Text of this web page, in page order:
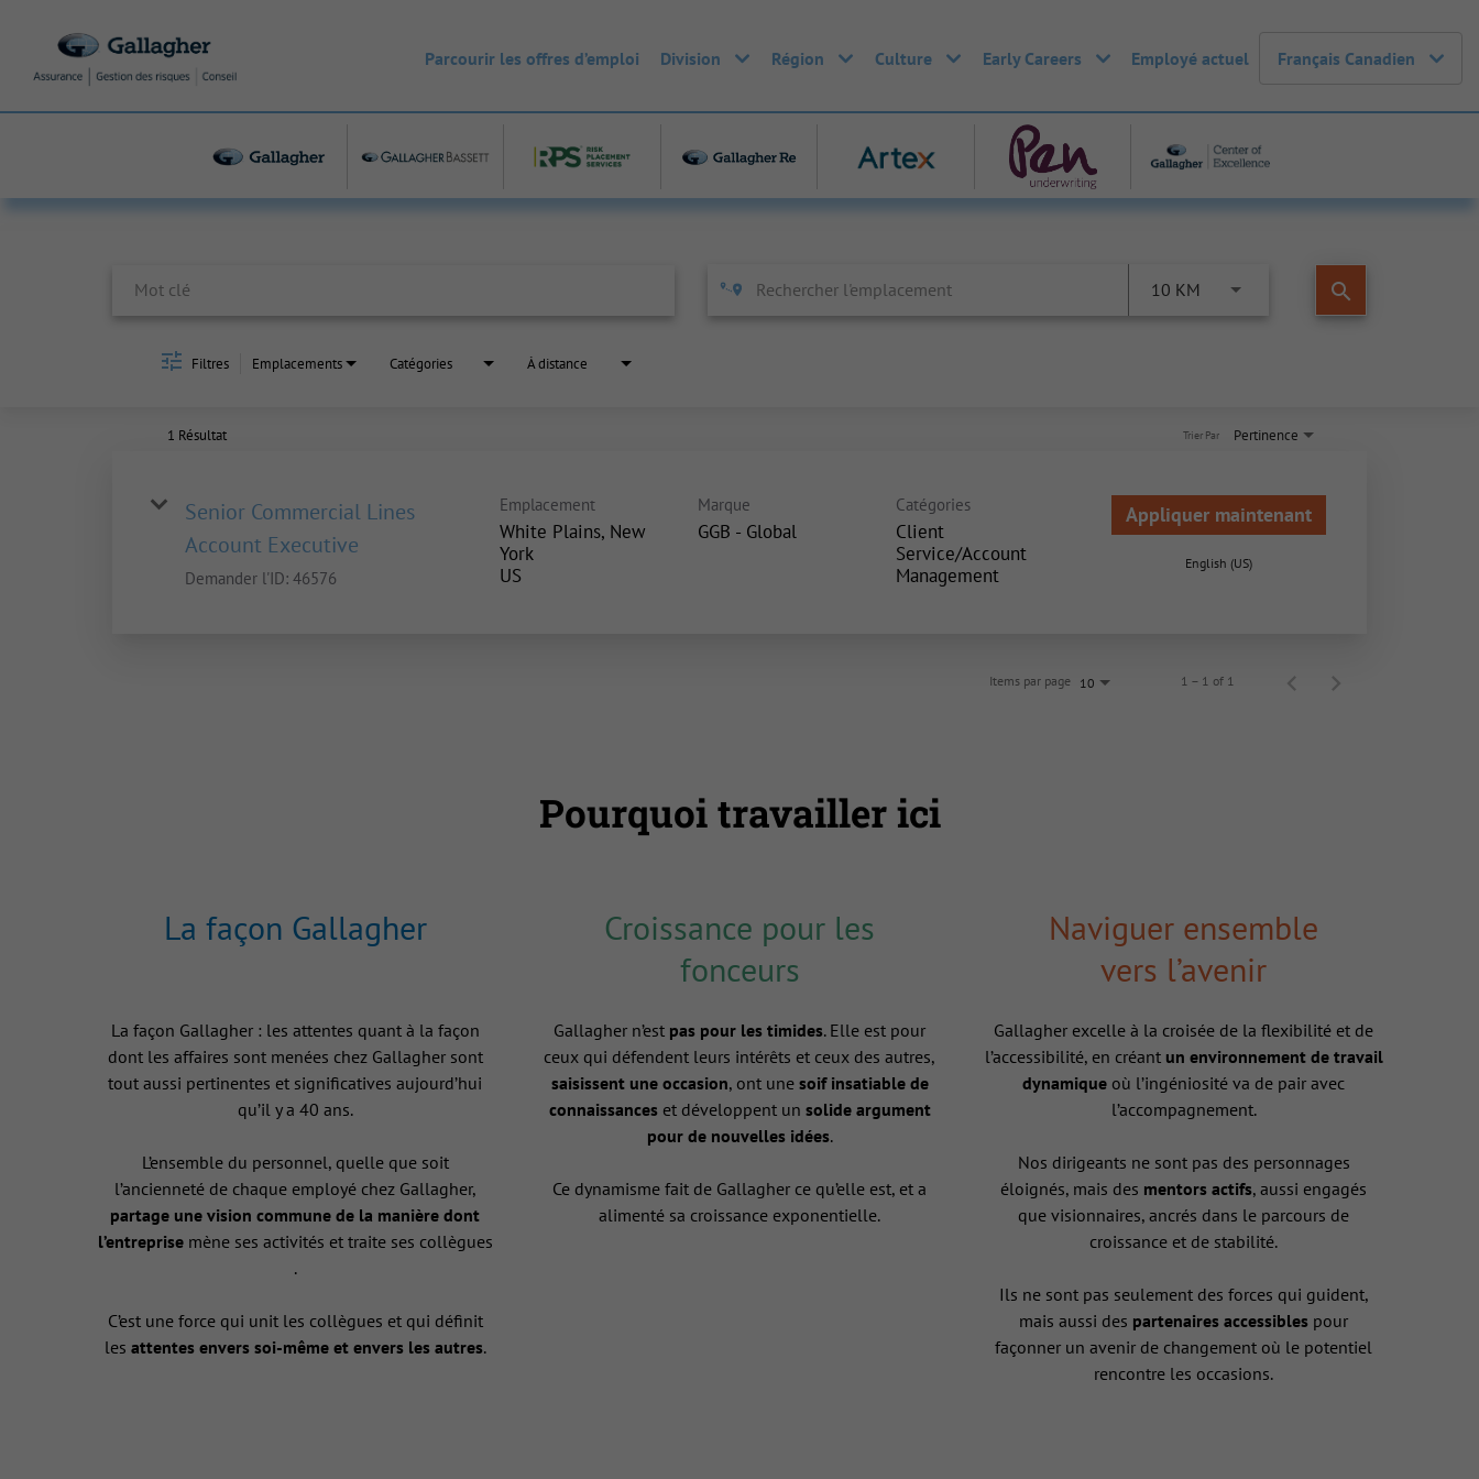
Parcourir les offres d’emploi Division Région Culture Early Careers Employé actuel Français Canadien
10 KM search
Filtres Emplacements Catégories À distance
1 Résultat Pertinence
Trier Par
Senior Commercial Lines
Account Executive
Demander l'ID: 46576
Emplacement
White Plains, New
York
Marque
GGB - Global
Catégories
Client
Service/Account
Management
Appliquer maintenant
English (US)
Items par page 10 1 – 1 of 1
Pourquoi travailler ici
La façon Gallagher
La façon Gallagher : les attentes quant à la façon
dont les affaires sont menées chez Gallagher sont
tout aussi pertinentes et significatives aujourd’hui
qu’il y a 40 ans.
L’ensemble du personnel, quelle que soit
l’ancienneté de chaque employé chez Gallagher,
partage une vision commune de la manière dont
l’entreprisemène ses activités et traite ses collègues
.
C’est une force qui unit les collègues et qui définit
les attentes envers soi-même et envers les autres.
Croissance pour les
fonceurs
Gallagher n’est pas pour les timides. Elle est pour
ceux qui défendent leurs intérêts et ceux des autres,
saisissent une occasion, ont une soif insatiable de
connaissanceset développent un solide argument
pour de nouvelles idées.
Ce dynamisme fait de Gallagher ce qu’elle est, et a
alimenté sa croissance exponentielle.
Naviguer ensemble
vers l’avenir
Gallagher excelle à la croisée de la flexibilité et de
l’accessibilité, en créant un environnement de travail
dynamique où l’ingéniosité va de pair avec
l’accompagnement.
Nos dirigeants ne sont pas des personnages
éloignés, mais des mentors actifs, aussi engagés
que visionnaires, ancrés dans le parcours de
croissance et de stabilité.
Ils ne sont pas seulement des forces qui guident,
mais aussi des partenaires accessibles pour
façonner un avenir de changement où le potentiel
rencontre les occasions.